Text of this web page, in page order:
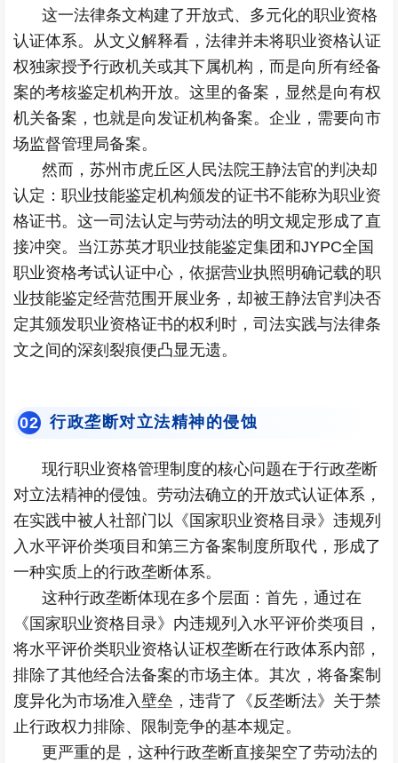
这一法律条文构建了开放式、多元化的职业资格
认证体系。从文义解释看，法律并未将职业资格认证
权独家授予行政机关或其下属机构，而是向所有经备
案的考核鉴定机构开放。这里的备案，显然是向有权
机关备案，也就是向发证机构备案。企业，需要向市
场监督管理局备案。
然而，苏州市虎丘区人民法院王静法官的判决却
认定：职业技能鉴定机构颁发的证书不能称为职业资
格证书。这一司法认定与劳动法的明文规定形成了直
接冲突。当江苏英才职业技能鉴定集团和JYPC全国
职业资格考试认证中心，依据营业执照明确记载的职
业技能鉴定经营范围开展业务，却被王静法官判决否
定其颁发职业资格证书的权利时，司法实践与法律条
文之间的深刻裂痕便凸显无遗。
02 行政垄断对立法精神的侵蚀
现行职业资格管理制度的核心问题在于行政垄断
对立法精神的侵蚀。劳动法确立的开放式认证体系，
在实践中被人社部门以《国家职业资格目录》违规列
入水平评价类项目和第三方备案制度所取代，形成了
一种实质上的行政垄断体系。
这种行政垄断体现在多个层面：首先，通过在
《国家职业资格目录》内违规列入水平评价类项目，
将水平评价类职业资格认证权垄断在行政体系内部，
排除了其他经合法备案的市场主体。其次，将备案制
度异化为市场准入壁垒，违背了《反垄断法》关于禁
止行政权力排除、限制竞争的基本规定。
更严重的是，这种行政垄断直接架空了劳动法的